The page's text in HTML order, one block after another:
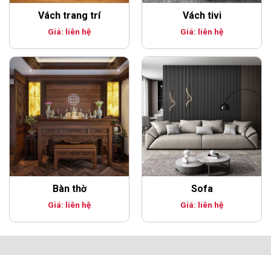
Vách trang trí
Giá: liên hệ
Vách tivi
Giá: liên hệ
Bàn thờ
Giá: liên hệ
Sofa
Giá: liên hệ